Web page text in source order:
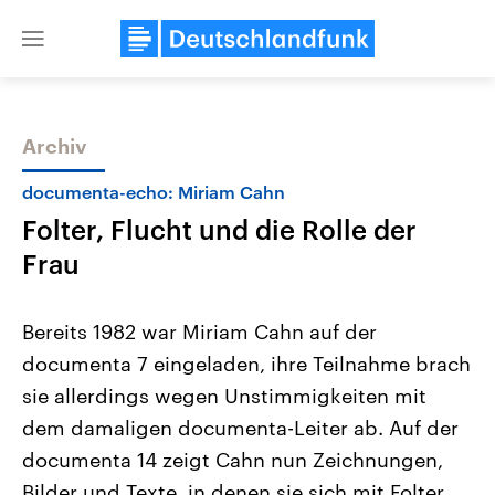
Close
Themen
Landtagswahl Sachsen-Anhalt
2026
Alle Informationen
Sachsen-Anhalt wählt am 6.
September 2026 einen neuen
Landtag. Seit 2021 wird das
Bundesland von einer Koalition aus
USA
Aktuelle Beiträge,
Hintergründe
Wirtschaftlich und
gehören die Vereinigten
den mächtigsten Ländern
mit großem Einfluss auf
Archiv
documenta-echo: Miriam Cahn
Folter, Flucht und die Rolle der
Frau
Bereits 1982 war Miriam Cahn auf der
documenta 7 eingeladen, ihre Teilnahme brach
sie allerdings wegen Unstimmigkeiten mit
dem damaligen documenta-Leiter ab. Auf der
documenta 14 zeigt Cahn nun Zeichnungen,